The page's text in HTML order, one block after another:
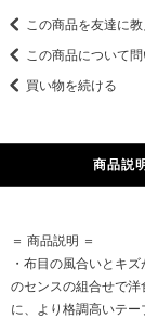
この商品を友達に教
この商品について
買い物を続ける
商品説明
＝ 商品説明 ＝
・布目の風合いとキ
のセンスの組合せで
に、より格調高いテー